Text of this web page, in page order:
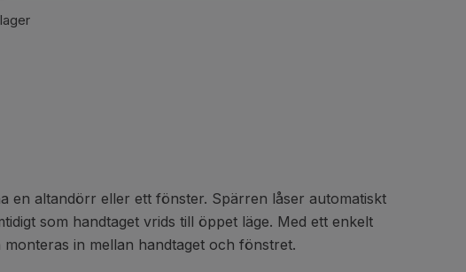
en altandörr eller ett fönster. Spärren låser automatiskt
som handtaget vrids till öppet läge. Med ett enkelt
in mellan handtaget och fönstret.